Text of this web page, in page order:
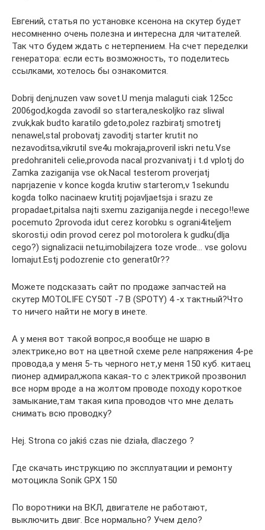
Евгений, статья по установке ксенона на скутер будет
несомненно очень полезна и интересна для читателей.
Так что будем ждать с нетерпением. На счет переделки
генератора: если есть возможность, то поделитесь
ссылками, хотелось бы ознакомится.
Dobrij denj,nuzen vaw sovet.U menja malaguti ciak 125cc
2006god,kogda zavodil so startera,neskoljko raz sliwal
zvuk,kak budto karatilo gdeto,polez razbiratj smotretj
nenawel,stal probovatj zavoditj starter krutit no
nezavoditsa,vikrutil sve4u mokraja,proveril iskri netu.Vse
predohraniteli celie,provoda nacal prozvanivatj i t.d vplotj do
Zamka zaziganija vse ok.Nacal testerom proverjatj
naprjazenie v konce kogda krutiw starterom,v 1sekundu
kogda tolko nacinaew krutitj pojavljaetsja i srazu ze
propadaet,pitalsa najti sxemu zaziganija.negde i necego!!ewe
pocemuto 2provoda idut cerez korobku s ograni4iteljem
skorosti,i odin provod cerez pol motorolera k gudku(dlja
cego?) signalizacii netu,imobilajzera toze vrode… vse golovu
lomajut.Estj podozrenie cto generat0r??
Можете подсказать сайт по продаже запчастей на
скутер MOTOLIFE CY50T -7 B (SPOTY) 4 -х тактный?Что
то ничего найти не могу в инете.
А у меня вот такой вопрос,я вообще не шарю в
электрике,но вот на цветной схеме реле напряжения 4-ре
провода,а у меня 5-ть черного нет,у меня 150 куб. китаец
пионер адмирал,жопа какая-то с электрикой прозвонил
все норм вроде а на жолтом проводе походу короткое
замыкание,там такая кипа проводов что мне делать
снимать всю проводку?
Hej. Strona co jakiś czas nie działa, dlaczego ?
Где скачать инструкцию по эксплуатации и ремонту
мотоцикла Sonik GPX 150
По воротники на ВКЛ, двигателе не работают,
выключить двиг. Все нормально? Учем дело?